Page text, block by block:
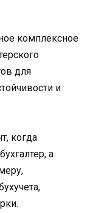
комплексное
для
и
когда
а